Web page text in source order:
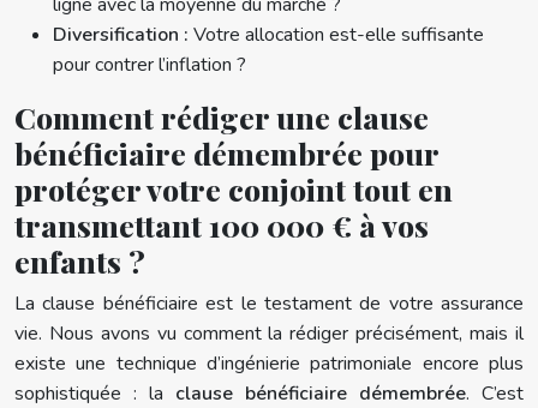
Diversification : Votre allocation est-elle suffisante
pour contrer l’inflation ?
Comment rédiger une clause
bénéficiaire démembrée pour
protéger votre conjoint tout en
transmettant 100 000 € à vos
enfants ?
La clause bénéficiaire est le testament de votre assurance
vie. Nous avons vu comment la rédiger précisément, mais il
existe une technique d’ingénierie patrimoniale encore plus
sophistiquée : la clause bénéficiaire démembrée. C’est